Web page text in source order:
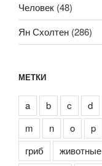
Человек (48)
Ян Схолтен (286)
МЕТКИ
a b c d
m
n o p
гриб
животные